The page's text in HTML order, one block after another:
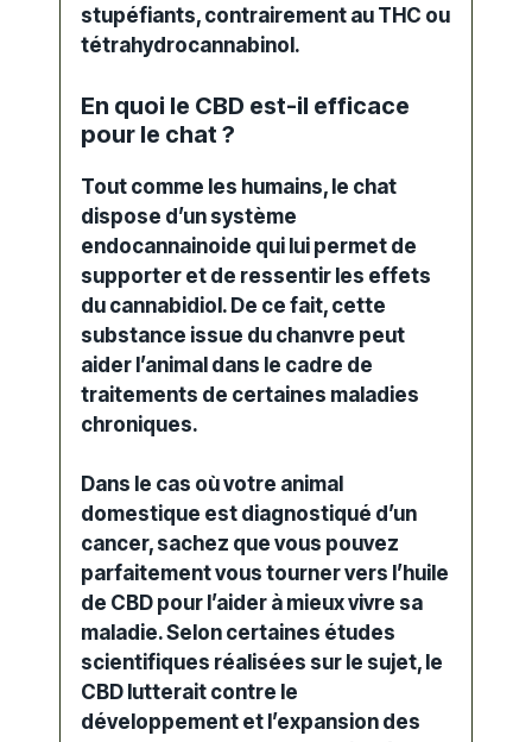
stupéfiants, contrairement au THC ou
tétrahydrocannabinol.
En quoi le CBD est-il efficace
pour le chat ?
Tout comme les humains, le chat
dispose d’un système
endocannainoide qui lui permet de
supporter et de ressentir les effets
du cannabidiol. De ce fait, cette
substance issue du chanvre peut
aider l’animal dans le cadre de
traitements de certaines maladies
chroniques.
Dans le cas où votre animal
domestique est diagnostiqué d’un
cancer, sachez que vous pouvez
parfaitement vous tourner vers l’ huile
de CBD pour l’aider à mieux vivre sa
maladie. Selon certaines études
scientifiques réalisées sur le sujet, le
CBD lutterait contre le
développement et l’expansion des